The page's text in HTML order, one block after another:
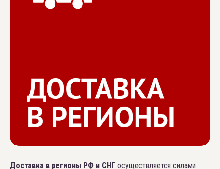
Доставка в регионы РФ и СНГ осуществляется силами